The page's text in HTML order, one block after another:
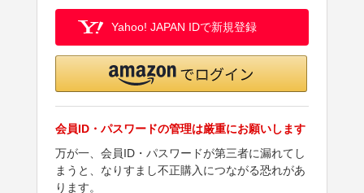
Yahoo! JAPAN IDで新規登録
会員ID・パスワードの管理は厳重にお願いします
万が一、会員ID・パスワードが第三者に漏れてし
まうと、なりすまし不正購入につながる恐れがあ
ります。